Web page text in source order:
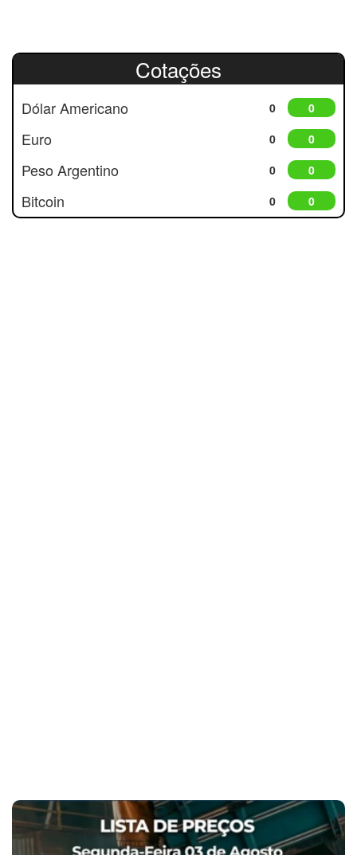
Cotações
Dólar Americano 0 0
Euro 0 0
Peso Argentino 0 0
Bitcoin 0 0